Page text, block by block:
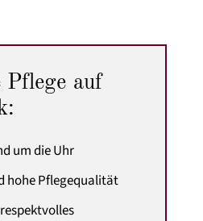
Pflege auf
um die Uhr
hohe Pflegequalität